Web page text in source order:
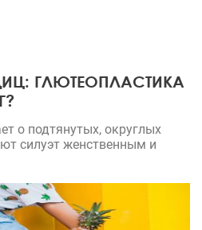
ГЛЮТЕОПЛАСТИКА
о подтянутых, округлых
силуэт женственным и